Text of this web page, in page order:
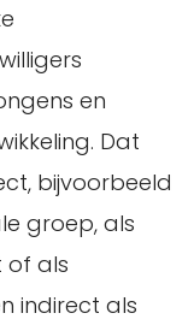
en
Dat
bijvoorbeeld
groep, als
of als
indirect als